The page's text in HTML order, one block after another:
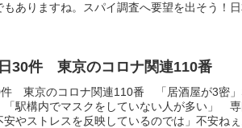
ありますね。スパイ調査へ要望を出そう！日
30件 東京のコロナ関連110番
件 東京のコロナ関連110番 「居酒屋が3密
「駅構内でマスクをしていない人が多い」
やストレスを反映しているのでは」不安ねぇ